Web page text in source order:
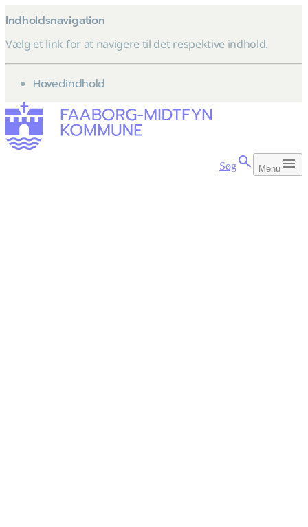
Indholdsnavigation
Vælg et link for at navigere til det respektive indhold.
gå til
Hovedindhold
Søg Menu